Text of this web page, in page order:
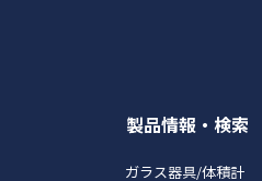
製品情報・検索
ガラス器具/体積計